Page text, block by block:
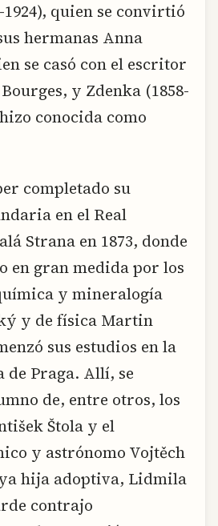
quien se convirtió
hermanas Anna
se casó con el escritor
y Zdenka (1858-
conocida como
completado su
en el Real
Strana en 1873, donde
en gran medida por los
y mineralogía
y de física Martin
sus estudios en la
de Praga. Allí, se
de, entre otros, los
Štola y el
y astrónomo Vojtěch
hija adoptiva, Lidmila
contrajo